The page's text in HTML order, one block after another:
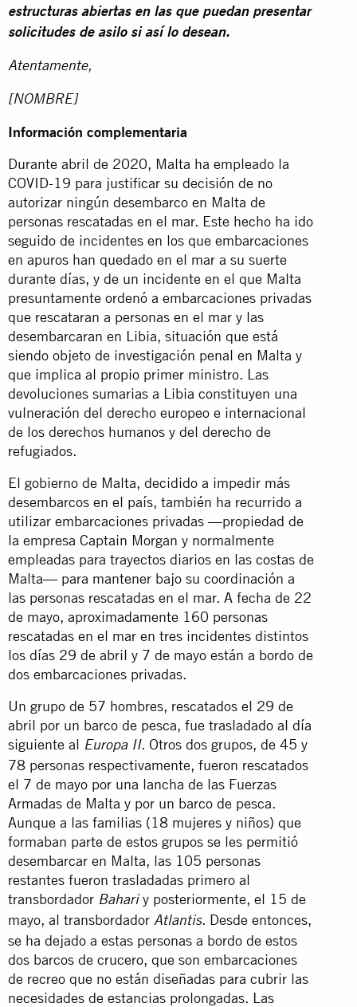
estructuras abiertas en las que puedan presentar
solicitudes de asilo si así lo desean.
Atentamente,
[NOMBRE]
Información complementaria
Durante abril de 2020, Malta ha empleado la
COVID-19 para justificar su decisión de no
autorizar ningún desembarco en Malta de
personas rescatadas en el mar. Este hecho ha ido
seguido de incidentes en los que embarcaciones
en apuros han quedado en el mar a su suerte
durante días, y de un incidente en el que Malta
presuntamente ordenó a embarcaciones privadas
que rescataran a personas en el mar y las
desembarcaran en Libia, situación que está
siendo objeto de investigación penal en Malta y
que implica al propio primer ministro. Las
devoluciones sumarias a Libia constituyen una
vulneración del derecho europeo e internacional
de los derechos humanos y del derecho de
refugiados.
El gobierno de Malta, decidido a impedir más
desembarcos en el país, también ha recurrido a
utilizar embarcaciones privadas —propiedad de
la empresa Captain Morgan y normalmente
empleadas para trayectos diarios en las costas de
Malta— para mantener bajo su coordinación a
las personas rescatadas en el mar. A fecha de 22
de mayo, aproximadamente 160 personas
rescatadas en el mar en tres incidentes distintos
los días 29 de abril y 7 de mayo están a bordo de
dos embarcaciones privadas.
Un grupo de 57 hombres, rescatados el 29 de
abril por un barco de pesca, fue trasladado al día
siguiente al Europa II. Otros dos grupos, de 45 y
78 personas respectivamente, fueron rescatados
el 7 de mayo por una lancha de las Fuerzas
Armadas de Malta y por un barco de pesca.
Aunque a las familias (18 mujeres y niños) que
formaban parte de estos grupos se les permitió
desembarcar en Malta, las 105 personas
restantes fueron trasladadas primero al
transbordador Bahariy posteriormente, el 15 de
mayo, al transbordador Atlantis. Desde entonces,
se ha dejado a estas personas a bordo de estos
dos barcos de crucero, que son embarcaciones
de recreo que no están diseñadas para cubrir las
necesidades de estancias prolongadas. Las